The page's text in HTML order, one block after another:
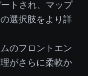
トされ、マップ
選択肢をより詳
のフロントエン
がさらに柔軟か